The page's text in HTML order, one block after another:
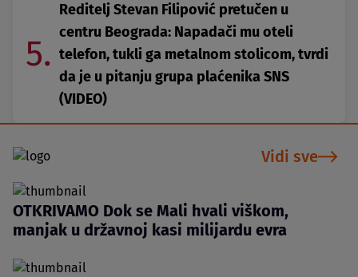
5.
Reditelj Stevan Filipović pretučen u
centru Beograda: Napadači mu oteli
telefon, tukli ga metalnom stolicom, tvrdi
da je u pitanju grupa plaćenika SNS
(VIDEO)
Vidi sve
OTKRIVAMO Dok se Mali hvali viškom,
manjak u državnoj kasi milijardu evra